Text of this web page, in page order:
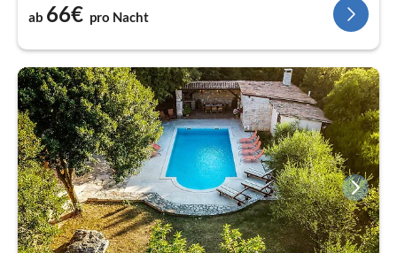
ab 66€ pro Nacht